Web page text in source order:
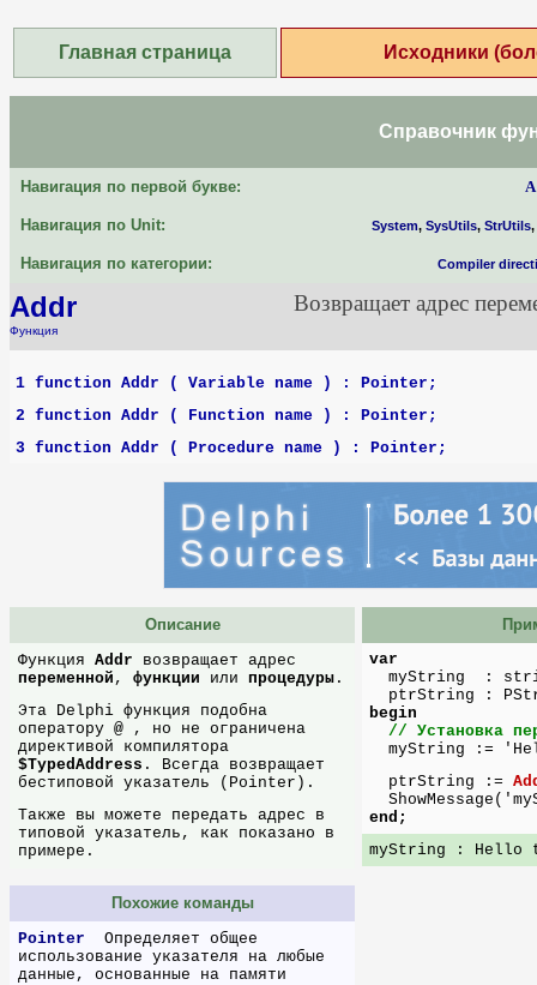
Главная страница Исходники
Справочник
Навигация по первой букве: A
Навигация по Unit: System, SysUtils, StrUtils,
Навигация по категории: Compiler
Addr
Функция
Возвращает адрес
1 function Addr ( Variable name ) : Pointer;
2 function Addr ( Function name ) : Pointer;
3 function Addr ( Procedure name ) : Pointer;
Описание
Функция Addr возвращает адрес
переменной , функции или процедуры .
Эта Delphi функция подобна
оператору @ , но не ограничена
директивой компилятора
$TypedAddress . Всегда возвращает
бестиповой указатель (Pointer).
Также вы можете передать адрес в
типовой указатель, как показано в
примере.
Похожие команды
Pointer Определяет общее
использование указателя на любые
данные, основанные на памяти
var
myString :
ptrString :
begin
// Установка
myString :=
ptrString :=
end;
myString : Hello